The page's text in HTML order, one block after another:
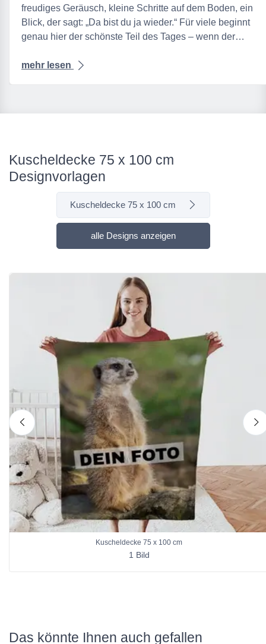
freudiges Geräusch, kleine Schritte auf dem Boden, ein
Blick, der sagt: „Da bist du ja wieder.“ Für viele beginnt
genau hier der schönste Teil des Tages – wenn der…
mehr lesen
Kuscheldecke 75 x 100 cm
Designvorlagen
Kuscheldecke 75 x 100 cm
alle Designs anzeigen
nach links
Kuscheldecke 75 x 100 cm
1 Bild
Das könnte Ihnen auch gefallen